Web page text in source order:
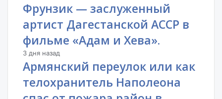
Фрунзик — заслуженный
артист Дагестанской АССР в
фильме «Адам и Хева».
3 дня назад
Армянский переулок или как
телохранитель Наполеона